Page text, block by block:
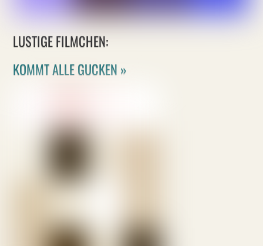
LUSTIGE FILMCHEN:
KOMMT ALLE GUCKEN »